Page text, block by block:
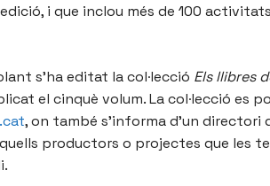
i que inclou més de 100
s’ha editat la col·lecció Els llibres
el cinquè volum. La col·lecció es
, on també s’informa d’un directori
productors o projectes que les